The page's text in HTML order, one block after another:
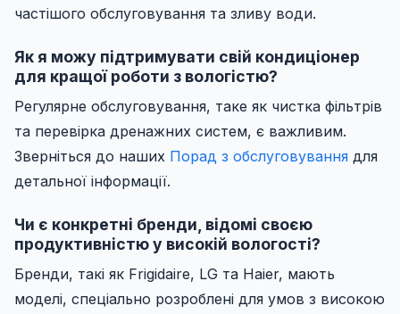
частішого обслуговування та зливу води.
Як я можу підтримувати свій кондиціонер
для кращої роботи з вологістю?
Регулярне обслуговування, таке як чистка фільтрів
та перевірка дренажних систем, є важливим.
Зверніться до наших Порад з обслуговування для
детальної інформації.
Чи є конкретні бренди, відомі своєю
продуктивністю у високій вологості?
Бренди, такі як Frigidaire, LG та Haier, мають
моделі, спеціально розроблені для умов з високою